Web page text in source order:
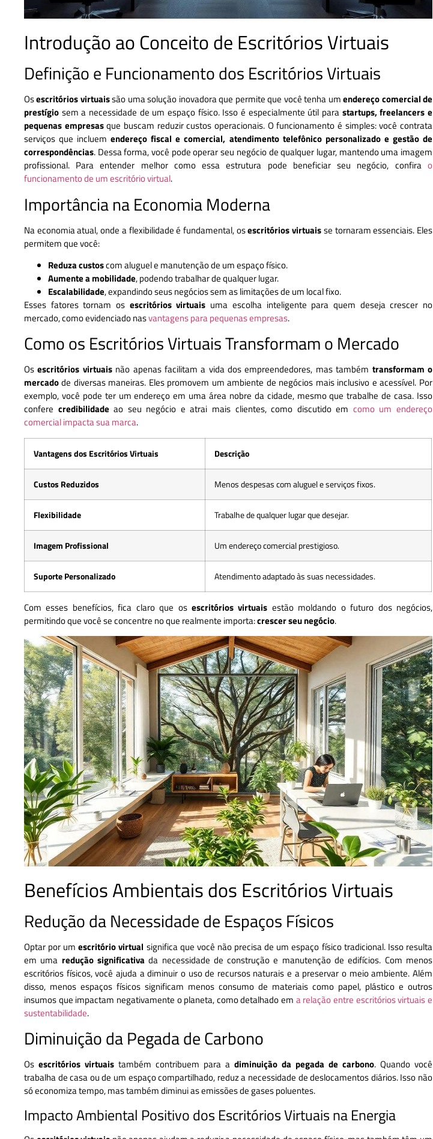
Introdução ao Conceito de Escritórios Virtuais
Definição e Funcionamento dos Escritórios Virtuais
Osescritórios virtuaissão uma solução inovadora que permite que você tenha umendereço comercial de
prestígio sem a necessidade de um espaço físico. Isso é especialmente útil para startups, freelancers e
pequenas empresasque buscam reduzir custos operacionais. O funcionamento é simples: você contrata
serviços que incluemendereço fiscal e comercial, atendimento telefônico personalizado e gestão de
correspondências. Dessa forma, você pode operar seu negócio de qualquer lugar, mantendo uma imagem
profissional. Para entender melhor como essa estrutura pode beneficiar seu negócio, confira o
funcionamento de um escritório virtual.
Importância na Economia Moderna
Na economia atual, onde a flexibilidade é fundamental, osescritórios virtuaisse tornaram essenciais. Eles
permitem que você:
Reduza custoscom aluguel e manutenção de um espaço físico.
Aumente a mobilidade, podendo trabalhar de qualquer lugar.
Escalabilidade, expandindo seus negócios sem as limitações de um local fixo.
Esses fatores tornam os escritórios virtuais uma escolha inteligente para quem deseja crescer no
mercado, como evidenciado nasvantagens para pequenas empresas.
Como os Escritórios Virtuais Transformam o Mercado
Osescritórios virtuaisnão apenas facilitam a vida dos empreendedores, mas também transformam o
mercadode diversas maneiras. Eles promovem um ambiente de negócios mais inclusivo e acessível. Por
exemplo, você pode ter um endereço em uma área nobre da cidade, mesmo que trabalhe de casa. Isso
confere credibilidadeao seu negócio e atrai mais clientes, como discutido em como um endereço
comercial impacta sua marca.
Vantagens dos Escritórios Virtuais Descrição
Custos Reduzidos Menos despesas com aluguel e serviços fixos.
Flexibilidade Trabalhe de qualquer lugar que desejar.
Imagem Profissional Um endereço comercial prestigioso.
Suporte Personalizado Atendimento adaptado às suas necessidades.
Com esses benefícios, fica claro que os escritórios virtuais estão moldando o futuro dos negócios,
permitindo que você se concentre no que realmente importa:crescer seu negócio.
Benefícios Ambientais dos Escritórios Virtuais
Redução da Necessidade de Espaços Físicos
Optar por umescritório virtual significa que você não precisa de um espaço físico tradicional. Isso resulta
em uma redução significativada necessidade de construção e manutenção de edifícios. Com menos
escritórios físicos, você ajuda a diminuir o uso de recursos naturais e a preservar o meio ambiente. Além
disso, menos espaços físicos significam menos consumo de materiais como papel, plástico e outros
insumos que impactam negativamente o planeta, como detalhado em a relação entre escritórios virtuais e
sustentabilidade.
Diminuição da Pegada de Carbono
Os escritórios virtuais também contribuem para a diminuição da pegada de carbono. Quando você
trabalha de casa ou de um espaço compartilhado, reduz a necessidade de deslocamentos diários. Isso não
só economiza tempo, mas também diminui as emissões de gases poluentes.
Impacto Ambiental Positivo dos Escritórios Virtuais na Energia